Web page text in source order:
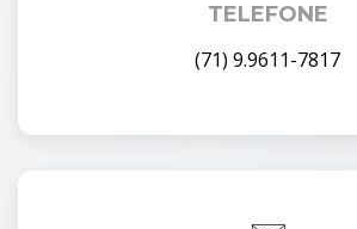
TELEFONE
(71) 9.9611-7817